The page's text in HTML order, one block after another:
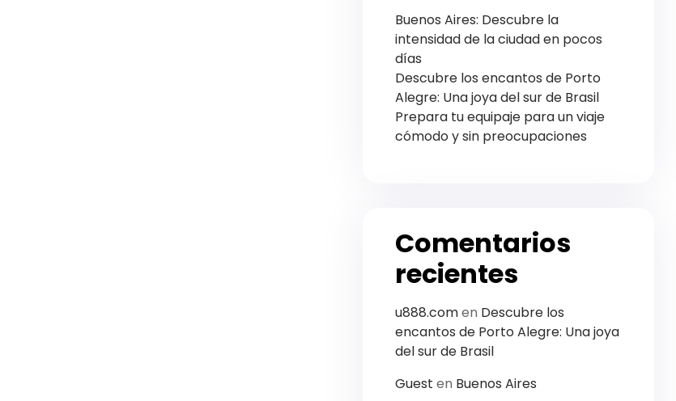
Buenos Aires: Descubre la
intensidad de la ciudad en pocos
días
Descubre los encantos de Porto
Alegre: Una joya del sur de Brasil
Prepara tu equipaje para un viaje
cómodo y sin preocupaciones
Comentarios
recientes
u888.comen Descubre los
encantos de Porto Alegre: Una joya
del sur de Brasil
Guest en Buenos Aires